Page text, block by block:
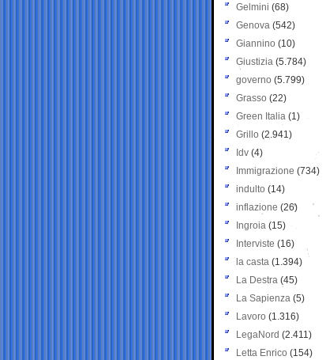
Gelmini (68)
Genova (542)
Giannino (10)
Giustizia (5.784)
governo (5.799)
Grasso (22)
Green Italia (1)
Grillo (2.941)
Idv (4)
Immigrazione (734)
indulto (14)
inflazione (26)
Ingroia (15)
Interviste (16)
la casta (1.394)
La Destra (45)
La Sapienza (5)
Lavoro (1.316)
LegaNord (2.411)
Letta Enrico (154)